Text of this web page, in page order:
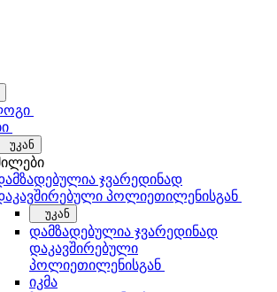
უკან
ჯვარედინად
პოლიეთილენისგან
უკან
დამზადებულია ჯვარედინად
დაკავშირებული
პოლიეთილენისგან
იკმა